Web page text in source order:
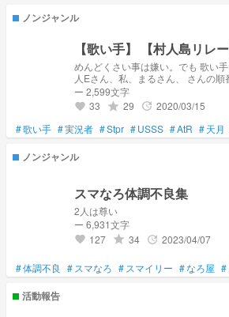
ノンジャンル
めんどくさい事は嫌い。でも 歌い手には興味があったんだ リレーです！リレーに参加して下さったのは、私とペア画して下さってる3人です！基本はコメ欄に居ると思います！ 自己紹介欄に書いてあります！ 星河 そなたさん、村
人Eさん、私、まるさん、 さんの順
ー 2,599文字
favorite 33 grade 29 update 2020/03/15
#歌い手 #実況者 #Stpr #USSS #AtR #天月
ノンジャンル
スマなろ体調不良集
2人は尊い
ー 6,931文字
favorite 127 grade 34 update 2023/04/07
#体調不良 # スマなろ # スマイリー #なろ屋 #
活動報告